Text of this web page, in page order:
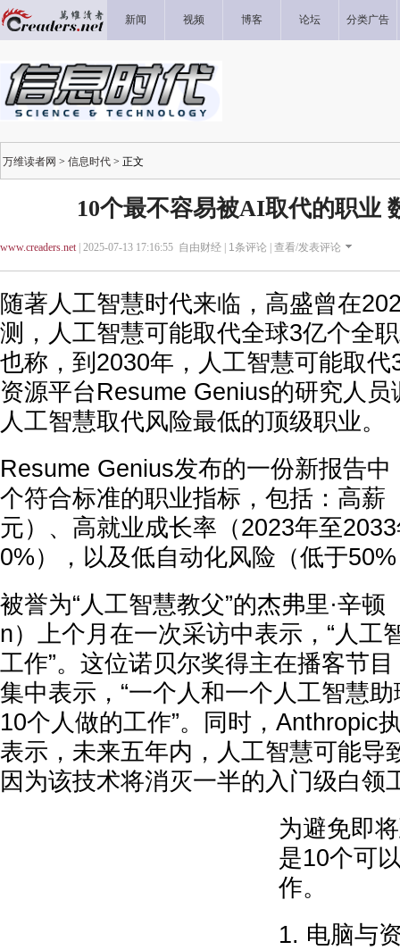
新闻 视频 博客 论坛 分类广告
万维读者网 > 信息时代 > 正文
10个最不容易被AI取代的职业
www.creaders.net| 2025-07-13 17:16:55 自由财经 | 1条评论 | 查看/发表评论
随著人工智慧时代来临，高盛曾在
测，人工智慧可能取代全球3亿个全
也称，到2030年，人工智慧可能取
资源平台Resume Genius的研究人
人工智慧取代风险最低的顶级职业。
Resume Genius发布的一份新报告
个符合标准的职业指标，包括：高薪
元）、高就业成长率（2023年至
0%），以及低自动化风险（低于
被誉为“人工智慧教父”的杰弗里·辛
n）上个月在一次采访中表示，“人工
工作”。这位诺贝尔奖得主在播客节
集中表示，“一个人和一个人工智慧助
10个人做的工作”。同时，Anthropic
表示，未来五年内，人工智慧可能导
因为该技术将消灭一半的入门级白领
为避免即
是10个可
作。
1. 电脑与